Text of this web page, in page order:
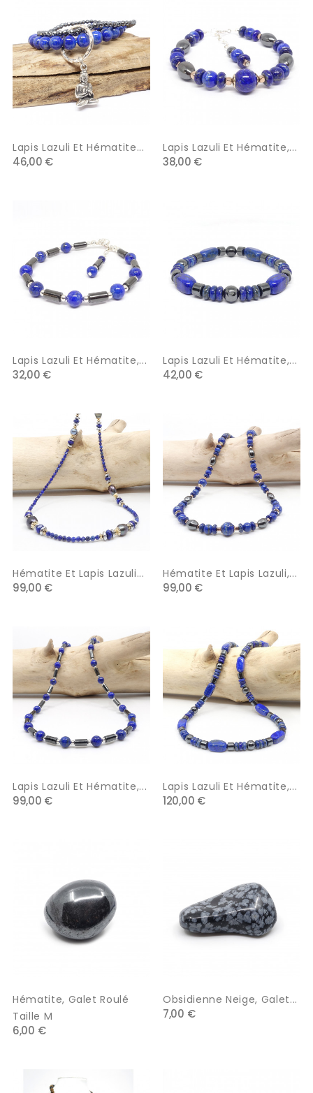
Lapis Lazuli Et Hématite...
46,00 €
Lapis Lazuli Et Hématite,...
38,00 €
Lapis Lazuli Et Hématite,...
32,00 €
Lapis Lazuli Et Hématite,...
42,00 €
Hématite Et Lapis Lazuli...
99,00 €
Hématite Et Lapis Lazuli,...
99,00 €
Lapis Lazuli Et Hématite,...
99,00 €
Lapis Lazuli Et Hématite,...
120,00 €
Hématite, Galet Roulé
Taille M
6,00 €
Obsidienne Neige, Galet...
7,00 €